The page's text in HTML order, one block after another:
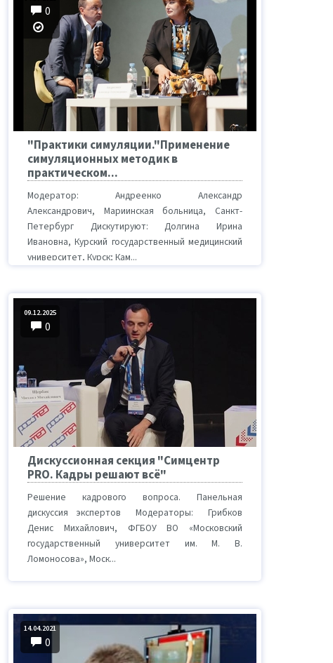
0
"Практики симуляции."Применение
симуляционных методик в
практическом...
Модератор: Андреенко Александр
Александрович, Мариинская больница, Санкт-
Петербург Дискутируют: Долгина Ирина
Ивановна, Курский государственный медицинский
университет, Курск; Кам...
09.12.2025
0
Дискуссионная секция "Симцентр
PRO. Кадры решают всё"
Решение кадрового вопроса. Панельная
дискуссия экспертов Модераторы: Грибков
Денис Михайлович, ФГБОУ ВО «Московский
государственный университет им. М. В.
Ломоносова», Моск...
14.04.2021
0